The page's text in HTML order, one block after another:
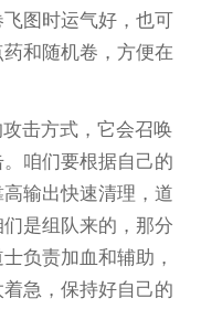
图时运气好，也可
和随机卷，方便在
击方式，它会召唤
咱们要根据自己的
输出快速清理，道
是组队来的，那分
负责加血和辅助，
急，保持好自己的